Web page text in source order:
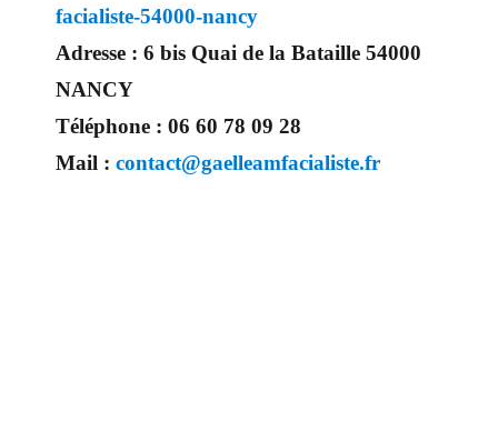
facialiste-54000-nancy
Adresse : 6 bis Quai de la Bataille 54000
NANCY
Téléphone : 06 60 78 09 28
Mail : contact@gaelleamfacialiste.fr